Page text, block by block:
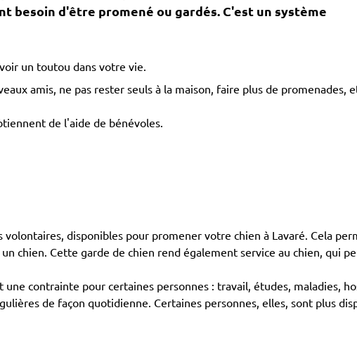
besoin d'être promené ou gardés. C'est un système
un toutou dans votre vie.
amis, ne pas rester seuls à la maison, faire plus de promenades,
de l'aide de bénévoles.
disponibles pour promener votre chien à Lavaré. Cela
chien. Cette garde de chien rend également service au chien, qui
contrainte pour certaines personnes : travail, études, maladies,
de façon quotidienne. Certaines personnes, elles, sont plus